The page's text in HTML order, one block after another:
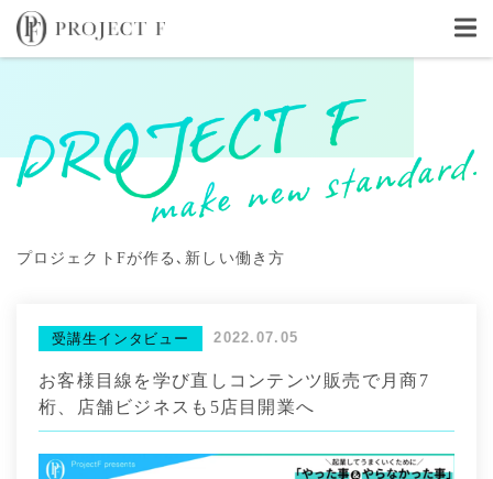
プロジェクトFが作る､新しい働き方
受講生インタビュー 2022.07.05
お客様目線を学び直しコンテンツ販売で月商7
桁、店舗ビジネスも5店目開業へ